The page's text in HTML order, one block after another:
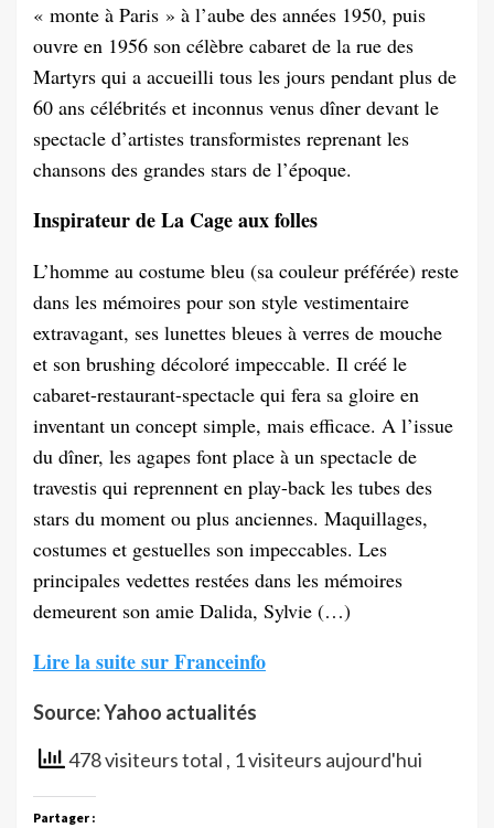
« monte à Paris » à l’aube des années 1950, puis
ouvre en 1956 son célèbre cabaret de la rue des
Martyrs qui a accueilli tous les jours pendant plus de
60 ans célébrités et inconnus venus dîner devant le
spectacle d’artistes transformistes reprenant les
chansons des grandes stars de l’époque.
Inspirateur de La Cage aux folles
L’homme au costume bleu (sa couleur préférée) reste
dans les mémoires pour son style vestimentaire
extravagant, ses lunettes bleues à verres de mouche
et son brushing décoloré impeccable. Il créé le
cabaret-restaurant-spectacle qui fera sa gloire en
inventant un concept simple, mais efficace. A l’issue
du dîner, les agapes font place à un spectacle de
travestis qui reprennent en play-back les tubes des
stars du moment ou plus anciennes. Maquillages,
costumes et gestuelles son impeccables. Les
principales vedettes restées dans les mémoires
demeurent son amie Dalida, Sylvie (…)
Lire la suite sur Franceinfo
Source: Yahoo actualités
478 visiteurs total , 1 visiteurs aujourd'hui
Partager :